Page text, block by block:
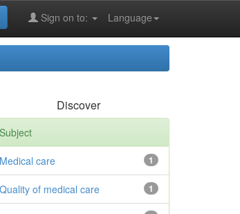
Language
Sign on to:
Discover
Subject
1
Medical care
1
Quality of medical care